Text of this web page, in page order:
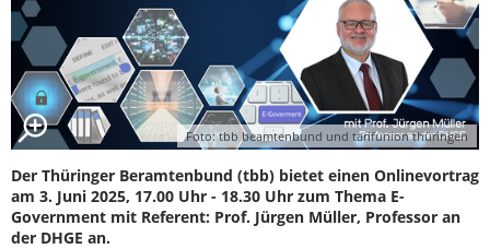
Foto: tbb beamtenbund und tarifunion thüringen
Der Thüringer Beramtenbund (tbb) bietet einen Onlinevortrag
am 3. Juni 2025, 17.00 Uhr - 18.30 Uhr zum Thema E-
Government mit Referent: Prof. Jürgen Müller, Professor an
der DHGE an.